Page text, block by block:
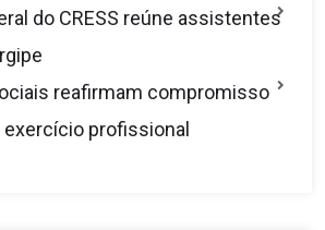
do CRESS reúne assistentes
reafirmam compromisso
profissional